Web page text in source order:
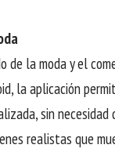
la moda y el
la aplicación
sin
realistas que